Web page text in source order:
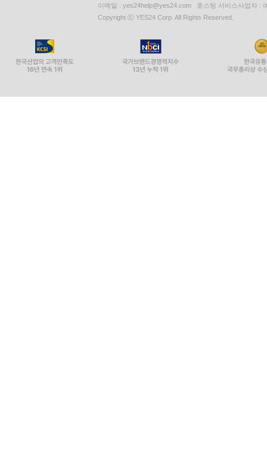
이메일 : yes24help@yes24.com 호스팅 서비스사업자 :
Copyright ⓒ YES24 Corp. All Rights Reserved.